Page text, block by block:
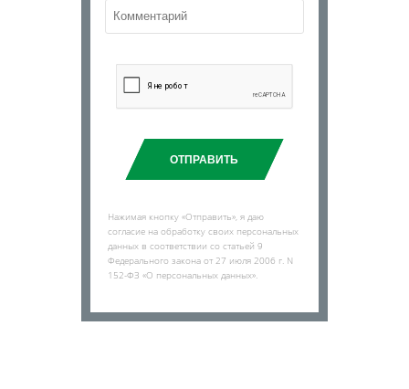
ОТПРАВИТЬ
Нажимая кнопку «Отправить», я даю
согласие на обработку своих персональных
данных в соответствии со статьей 9
Федерального закона от 27 июля 2006 г. N
152-ФЗ «О персональных данных».